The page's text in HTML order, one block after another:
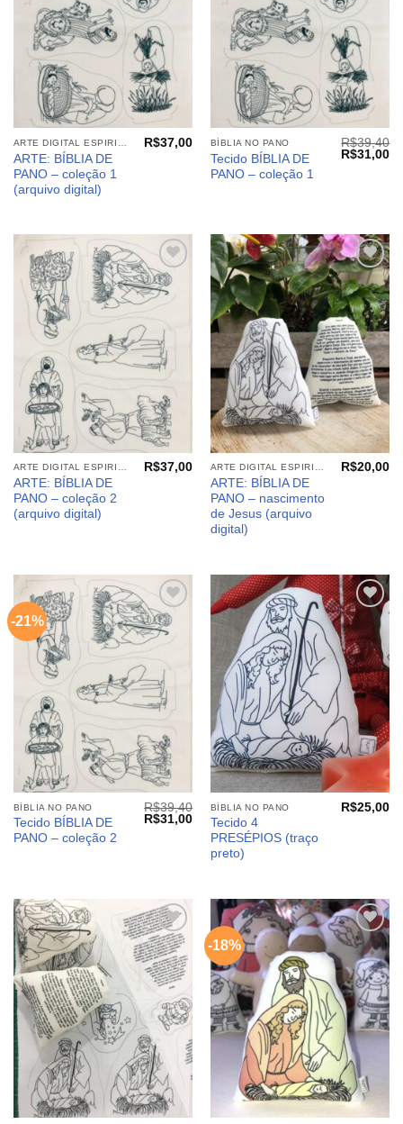
ARTE: BÍBLIA DE
PANO – coleção 1
(arquivo digital)
R$37,00 BÍBLIA NO PANO
Tecido BÍBLIA DE
PANO – coleção 1
R$39,40
O
R$31,00O
Adicionar
aos
meus
ARTE DIGITAL ESPIRITUALIDADE E EMOÇÕES: MININANINHAS
ARTE: BÍBLIA DE
PANO – coleção 2
(arquivo digital)
R$37,00
Adicionar
aos
meus
desejos
ARTE DIGITAL ESPIRITUALIDADE E EMOÇÕES: MININANINHAS
ARTE: BÍBLIA DE
PANO – nascimento
de Jesus (arquivo
digital)
R$20,00
-21%
Adicionar
aos
meus
BÍBLIA NO PANO
Tecido BÍBLIA DE
PANO – coleção 2
R$39,40
O
preço
R$31,00O
preço
atual
R$31,00.
Adicionar
aos
meus
desejos
BÍBLIA NO PANO
Tecido 4
PRESÉPIOS (traço
preto)
R$25,00
Adicionar
aos
meus
desejos
-18%
Adicionar
aos
meus
desejos